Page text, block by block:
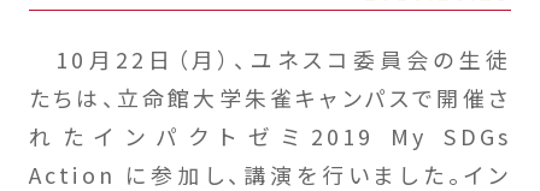
10月22日（月）、ユネスコ委員会の生徒
たちは、立命館大学朱雀キャンパスで開催さ
れたインパクトゼミ2019 My SDGs
Action に参加し、講演を行いました。イン